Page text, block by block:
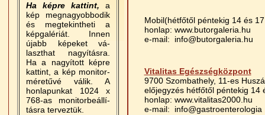
Ha képre kattint, a
kép megnagyobbodik
és megtekintheti a
képgalériát. Innen
újabb képeket vá-
laszthat nagyításra.
Ha a nagyított képre
kattint, a kép monitor-
méretűvé válik. A
honlapunkat 1024 x
768-as monitorbeállí-
tásra terveztük.
Mobil(hétfőtől péntekig 14 és
honlap: www.butorgaleria.hu
e-mail:
info@butorgaleria.hu
Vitalitas Egészségközpont
9700 Szombathely, 11-es
előjegyzés hétfőtől péntekig 14
honlap: www.vitalitas2000.hu
e-mail:
info@gastroenterologia